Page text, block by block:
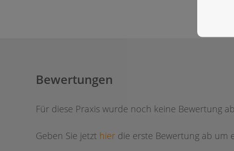
Bewertungen
Für diese Praxis wurde noch keine Bewertung
Geben Sie jetzt hier die erste Bewertung ab um